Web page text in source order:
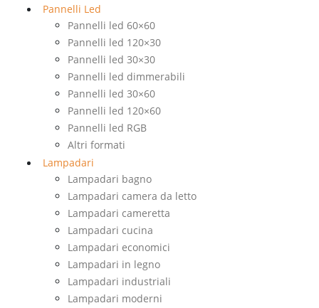
Pannelli Led
Pannelli led 60×60
Pannelli led 120×30
Pannelli led 30×30
Pannelli led dimmerabili
Pannelli led 30×60
Pannelli led 120×60
Pannelli led RGB
Altri formati
Lampadari
Lampadari bagno
Lampadari camera da letto
Lampadari cameretta
Lampadari cucina
Lampadari economici
Lampadari in legno
Lampadari industriali
Lampadari moderni